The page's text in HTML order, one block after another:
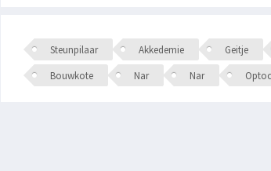
Steunpilaar Akkedemie Geitje
Bouwkote
Nar Nar